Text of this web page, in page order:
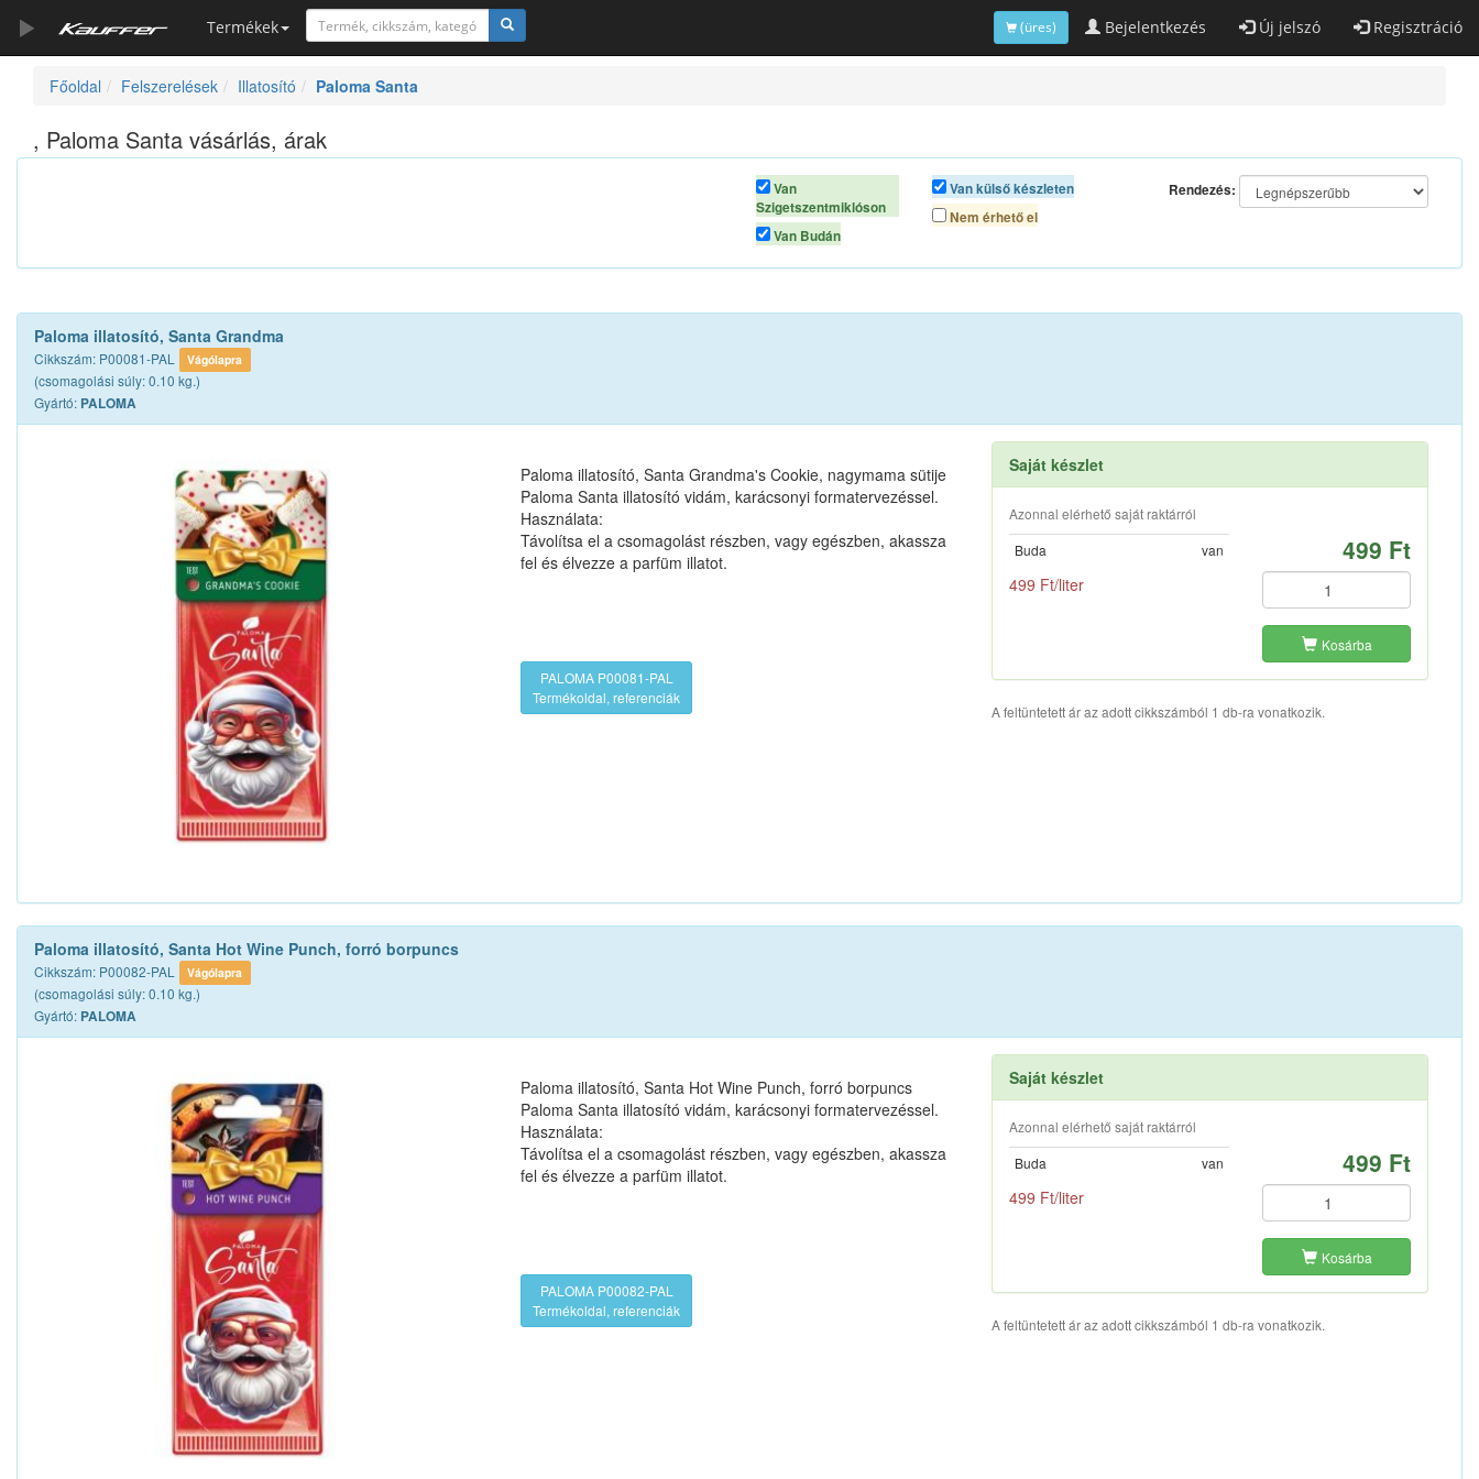
Termékek Bejelentkezés Új jelszó Regisztráció
(üres)
Szerszámkatalógus
Kosár
Főoldal Felszerelések Illatosító Paloma Santa
, Paloma Santa vásárlás, árak
Van
Szigetszentmiklóson
Van Budán
Van külső készleten
Nem érhető el
Rendezés:
Paloma illatosító, Santa Grandma
Cikkszám: P00081-PAL Vágólapra
(csomagolási súly: 0.10 kg.)
Gyártó: PALOMA
Paloma illatosító, Santa Grandma's Cookie, nagymama sütije
Paloma Santa illatosító vidám, karácsonyi formatervezéssel.
Használata:
Távolítsa el a csomagolást részben, vagy egészben, akassza
fel és élvezze a parfüm illatot.
PALOMA P00081-PAL
Termékoldal, referenciák
Saját készlet
Azonnal elérhető saját raktárról
Buda
van
499 Ft/liter
499 Ft
Kosárba
A feltüntetett ár az adott cikkszámból 1 db-ra vonatkozik.
Paloma illatosító, Santa Hot Wine Punch, forró borpuncs
Cikkszám: P00082-PAL Vágólapra
(csomagolási súly: 0.10 kg.)
Gyártó: PALOMA
Paloma illatosító, Santa Hot Wine Punch, forró borpuncs
Paloma Santa illatosító vidám, karácsonyi formatervezéssel.
Használata:
Távolítsa el a csomagolást részben, vagy egészben, akassza
fel és élvezze a parfüm illatot.
PALOMA P00082-PAL
Termékoldal, referenciák
Saját készlet
Azonnal elérhető saját raktárról
Buda
van
499 Ft/liter
499 Ft
Kosárba
A feltüntetett ár az adott cikkszámból 1 db-ra vonatkozik.